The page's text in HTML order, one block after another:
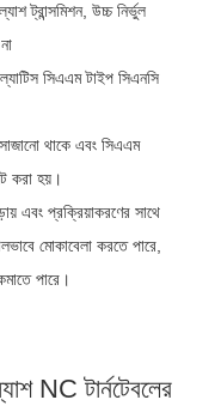
ট্রান্সমিশন, উচ্চ নির্ভুল
সিএএম টাইপ সিএনসি
সাজানো থাকে এবং সিএএম
করা হয়।
এবং প্রক্রিয়াকরণের সাথে
মোকাবেলা করতে পারে,
পারে।
NC টার্নটেবলের